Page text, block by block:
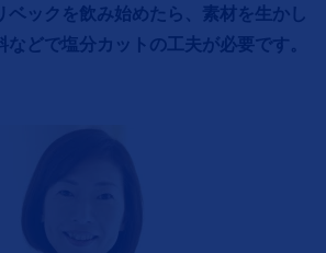
ベックを飲み始めたら、素材を生かし
どで塩分カットの工夫が必要です。